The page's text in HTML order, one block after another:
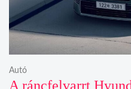
A ráncfelvarrt
Autó